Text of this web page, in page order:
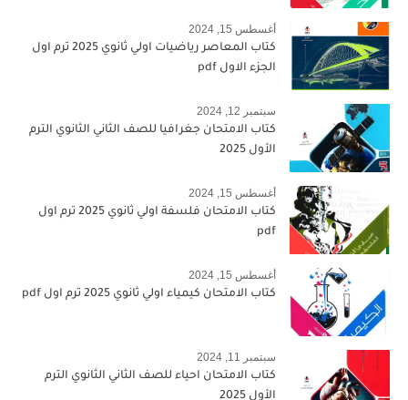
أغسطس 15, 2024
كتاب المعاصر رياضيات اولي ثانوي 2025 ترم اول
الجزء الاول pdf
سبتمبر 12, 2024
كتاب الامتحان جغرافيا للصف الثاني الثانوي الترم
الأول 2025
أغسطس 15, 2024
كتاب الامتحان فلسفة اولي ثانوي 2025 ترم اول
pdf
أغسطس 15, 2024
كتاب الامتحان كيمياء اولي ثانوي 2025 ترم اول pdf
سبتمبر 11, 2024
كتاب الامتحان احياء للصف الثاني الثانوي الترم
الأول 2025